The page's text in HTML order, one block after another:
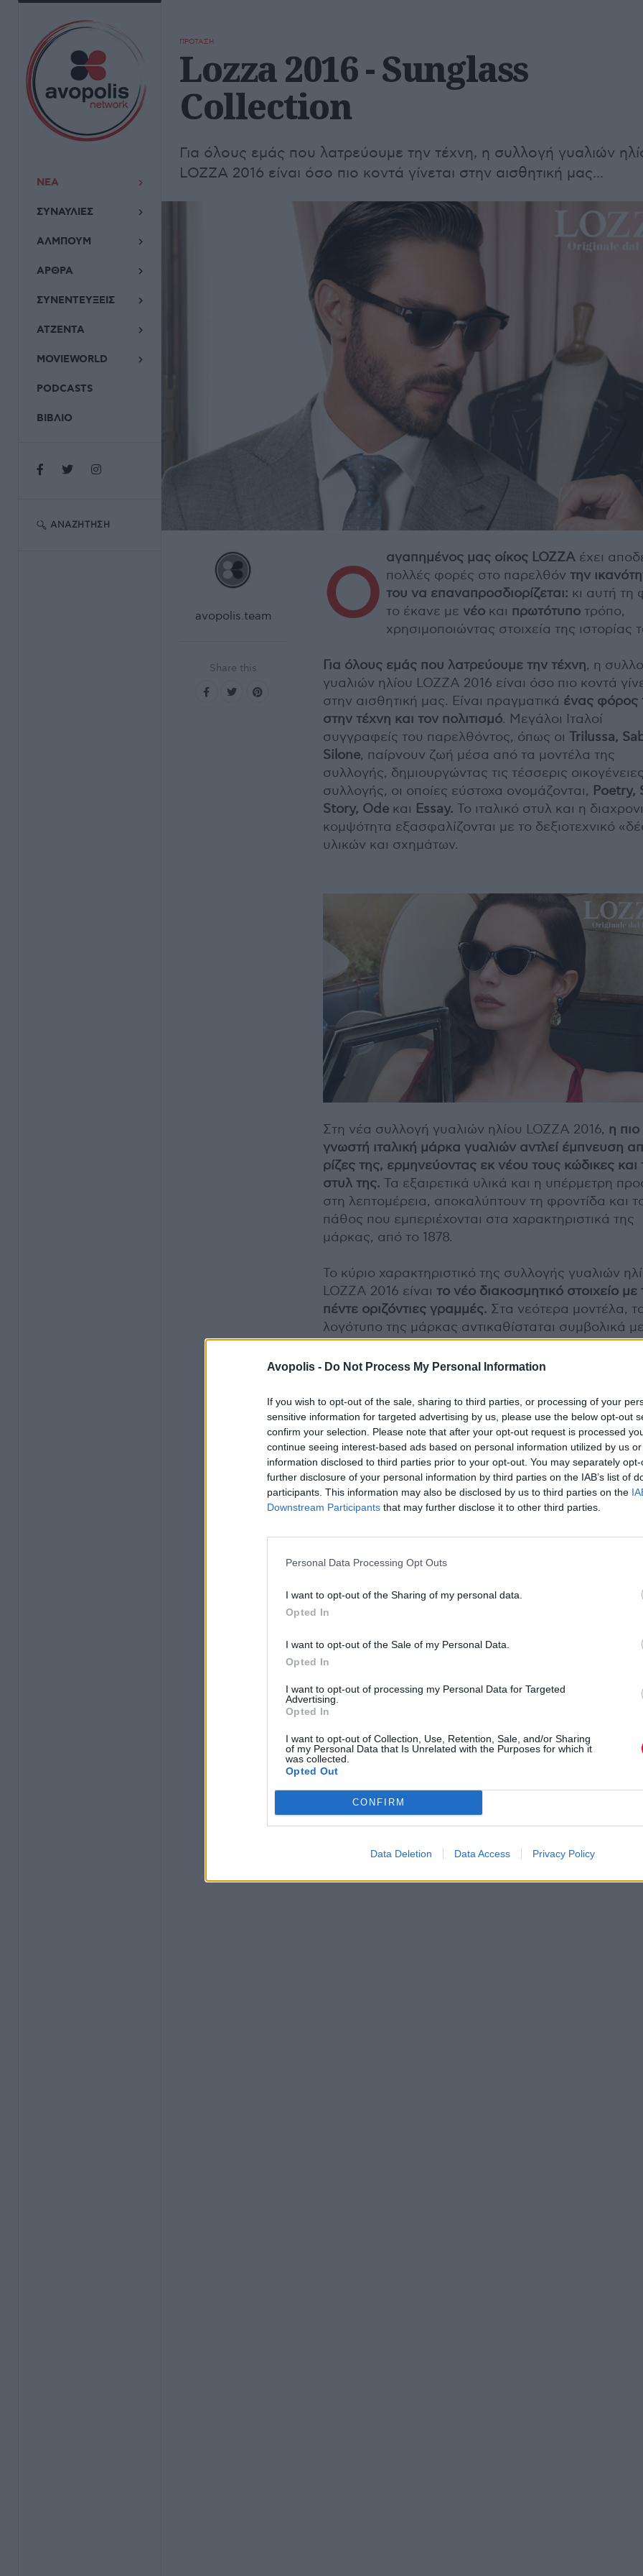
Avopolis - Do Not Process My Personal Information
If you wish to opt-out of the sale, sharing to third parties, or processing of your
sensitive information for targeted advertising by us, please use the below opt-out
confirm your selection. Please note that after your opt-out request is processed
continue seeing interest-based ads based on personal information utilized by us
information disclosed to third parties prior to your opt-out. You may separately
further disclosure of your personal information by third parties on the IAB’s list of
participants. This information may also be disclosed by us to third parties on the
Downstream Participants that may further disclose it to other third parties.
Personal Data Processing Opt Outs
I want to opt-out of the Sharing of my personal data.
Opted In
I want to opt-out of the Sale of my Personal Data.
Opted In
I want to opt-out of processing my Personal Data for Targeted
Advertising.
Opted In
I want to opt-out of Collection, Use, Retention, Sale, and/or Sharing
of my Personal Data that Is Unrelated with the Purposes for which it
was collected.
Opted Out
CONFIRM
Data Deletion Data Access Privacy Policy
ΝΕΑ
ΣΥΝΑΥΛΙΕΣ
ΑΛΜΠΟΥΜ
ΑΡΘΡΑ
ΣΥΝΕΝΤΕΥΞΕΙΣ
ΑΤΖΕΝΤΑ
MOVIEWORLD
PODCASTS
ΒΙΒΛΙΟ
ΑΝΑΖΉΤΗΣΗ
ΠΡΟΤΑΣΗ
Lozza 2016 - Sunglass
Collection
Για όλους εμάς που λατρεύουμε την τέχνη, η συλλογή γυαλιών
LOZZA 2016 είναι όσο πιο κοντά γίνεται στην αισθητική μας...
avopolis.team
Share this
Ο αγαπημένος μας οίκος LOZZA έχει
πολλές φορές στο παρελθόν την
του να επαναπροσδιορίζεται: κι αυτή τη
το έκανε με νέο και πρωτότυπο τρόπο,
χρησιμοποιώντας στοιχεία της ιστορίας
Για όλους εμάς που λατρεύουμε την τέχνη, η
γυαλιών ηλίου LOZZA 2016 είναι όσο πιο κοντά
στην αισθητική μας. Είναι πραγματικά ένας φόρος
στην τέχνη και τον πολιτισμό. Μεγάλοι Ιταλοί
συγγραφείς του παρελθόντος, όπως οι Trilussa,
Silone, παίρνουν ζωή μέσα από τα μοντέλα της
συλλογής, δημιουργώντας τις τέσσερις
συλλογής, οι οποίες εύστοχα ονομάζονται, Poetry,
Story, Ode και Essay. Το ιταλικό στυλ και η
κομψότητα εξασφαλίζονται με το δεξιοτεχνικό
υλικών και σχημάτων.
Στη νέα συλλογή γυαλιών ηλίου LOZZA 2016, η πιο
γνωστή ιταλική μάρκα γυαλιών αντλεί έμπνευση
ρίζες της, ερμηνεύοντας εκ νέου τους κώδικες και
στυλ της. Τα εξαιρετικά υλικά και η υπέρμετρη
στη λεπτομέρεια, αποκαλύπτουν τη φροντίδα και
πάθος που εμπεριέχονται στα χαρακτηριστικά της
μάρκας, από το 1878.
Το κύριο χαρακτηριστικό της συλλογής γυαλιών
LOZZA 2016 είναι το νέο διακοσμητικό στοιχείο με
πέντε οριζόντιες γραμμές. Στα νεότερα μοντέλα,
λογότυπο της μάρκας αντικαθίσταται συμβολικά με
αυτό το απλό, αλλά εκλεπτυσμένο γραμμικό
σχηματίζοντας ένα εμβληματικό στοιχείο που
δημιουργώντας την πεμπτουσία του στυλ LOZZA.
Αποκλειστική διάθεση: DE RIGO HELLAS , τηλ.
2106826326
Previous Article
Ψάχνεις κι εσύ το
Αγίου Βαλεντίνου;
Next
Νέα συλλογή